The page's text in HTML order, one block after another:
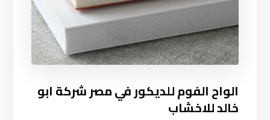
الواح الفوم للديكور في مصر شركة ابو
خالد للاخشاب